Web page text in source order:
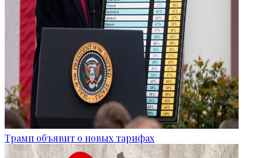
Трамп объявит о новых тарифах